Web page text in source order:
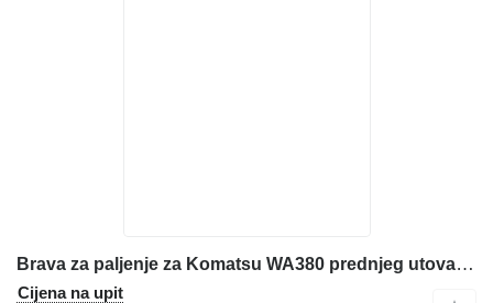
Brava za paljenje za Komatsu WA380 prednjeg utovarivača
Cijena na upit